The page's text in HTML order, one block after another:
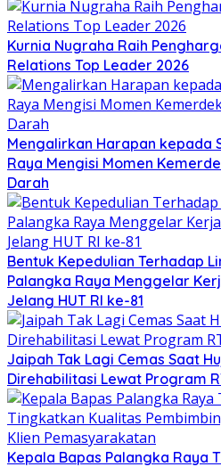
Kurnia Nugraha Raih
Relations Top Leader 2026
Mengalirkan Harapan kepada
Raya Mengisi Momen
Darah
Bentuk Kepedulian Terhadap
Palangka Raya Menggelar
Jelang HUT RI ke-81
Jaipah Tak Lagi Cemas Saat
Direhabilitasi Lewat Program
Kepala Bapas Palangka Raya